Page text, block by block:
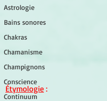
Astrologie
Bains sonores
Chakras
Chamanisme
Champignons
Conscience
Continuum
Étymologie :